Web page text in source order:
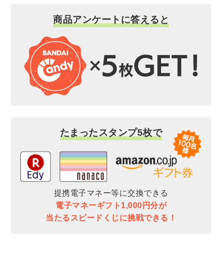
商品アンケートに答えると
たまったスタンプ5枚で
提携電子マネー等に交換できる
電子マネーギフト1,000円分が
当たるスピードくじに挑戦できる！